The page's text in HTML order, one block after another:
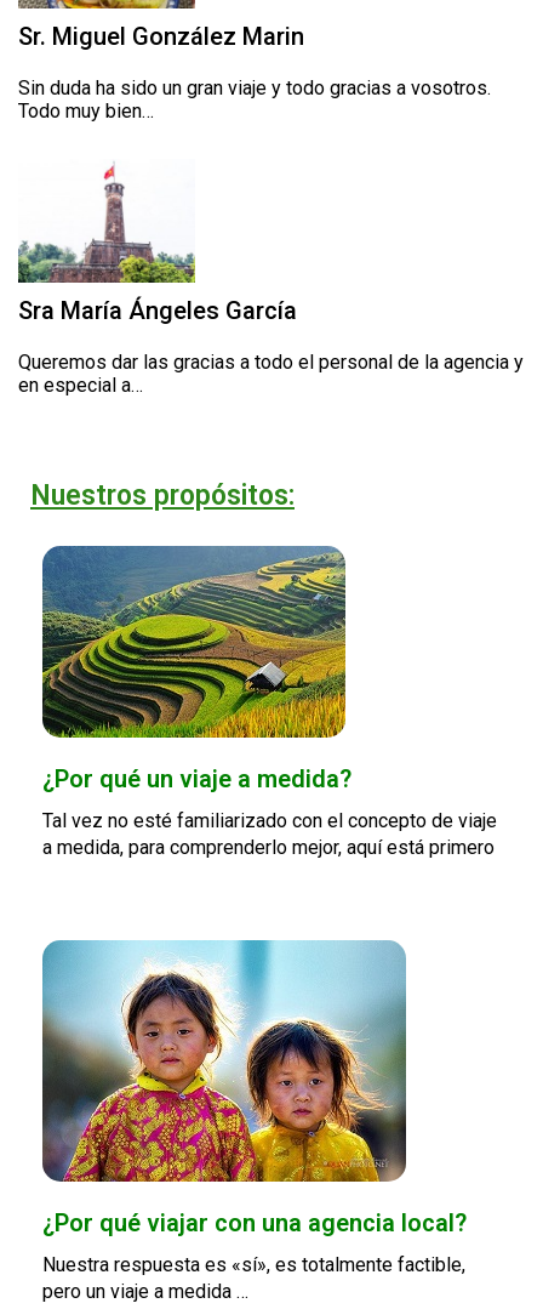
Sr. Miguel González Marin
Sin duda ha sido un gran viaje y todo gracias a vosotros.
Todo muy bien…
Sra María Ángeles García
Queremos dar las gracias a todo el personal de la agencia y
en especial a…
Nuestros propósitos:
¿Por qué un viaje a medida?
Tal vez no esté familiarizado con el concepto de viaje
a medida, para comprenderlo mejor, aquí está primero
¿Por qué viajar con una agencia local?
Nuestra respuesta es «sí», es totalmente factible,
pero un viaje a medida …